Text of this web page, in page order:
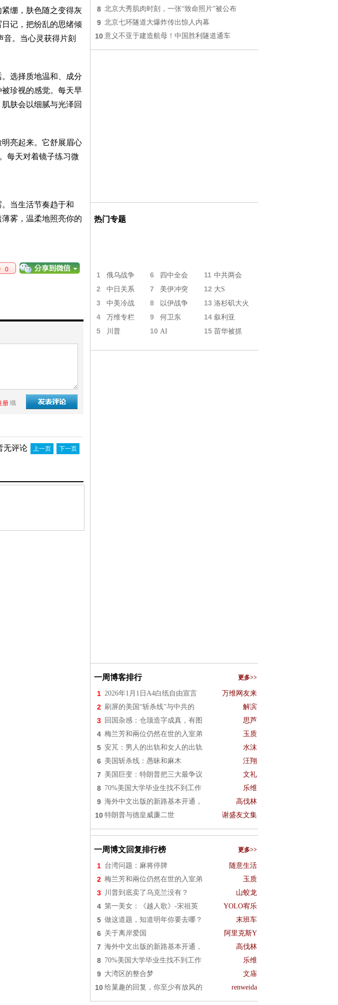
绷，肤色随之变得灰
记，把纷乱的思绪倾
。当心灵获得片刻
选择质地温和、成分
珍视的感觉。每天早
肤会以细腻与光泽回
亮起来。它舒展眉心
每天对着镜子练习微
当生活节奏趋于和
雾，温柔地照亮你的
0
册 哦
无评论 上一页 下一页
8 北京大秀肌肉时刻，一张“致命照片”被公布
9 北京七环隧道大爆炸传出惊人内幕
10 意义不亚于建造航母！中国胜利隧道通车
热门专题
1 俄乌战争 6 四中全会 11 中共两会
2 中日关系 7 美伊冲突 12 大S
3 中美冷战 8 以伊战争 13 洛杉矶大火
4 万维专栏 9 何卫东 14 叙利亚
5 川普 10 AI 15 苗华被抓
一周博客排行 更多>>
1 2026年1月1日A4白纸自由宣言 万维网友来
2 刷屏的美国“斩杀线”与中共的 解滨
3 回国杂感：仓颉造字成真，有图 思芦
4 梅兰芳和兩位仍然在世的入室弟 玉质
5 安芃：男人的出轨和女人的出轨 水沫
6 美国斩杀线：愚昧和麻木 汪翔
7 美国巨变：特朗普把三大最争议 文礼
8 70%美国大学毕业生找不到工作 乐维
9 海外中文出版的新路基本开通， 高伐林
10 特朗普与德皇威廉二世 谢盛友文集
一周博文回复排行榜 更多>>
1 台湾问题：麻将停牌 随意生活
2 梅兰芳和兩位仍然在世的入室弟 玉质
3 川普到底卖了乌克兰没有？ 山蛟龙
4 第一美女：《越人歌》-宋祖英 YOLO宥乐
5 做这道题，知道明年你要去哪？ 末班车
6 关于离岸爱国 阿里克斯Y
7 海外中文出版的新路基本开通， 高伐林
8 70%美国大学毕业生找不到工作 乐维
9 大湾区的整合梦 文庙
10 给菓趣的回复，你至少有放风的 renweida